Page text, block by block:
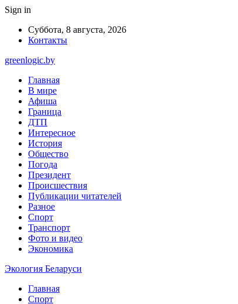
Sign in
Суббота, 8 августа, 2026
Контакты
greenlogic.by
Главная
В мире
Афиша
Граница
ДТП
Интересное
История
Общество
Погода
Президент
Происшествия
Публикации читателей
Разное
Спорт
Транспорт
Фото и видео
Экономика
Экология Беларуси
Главная
Спорт